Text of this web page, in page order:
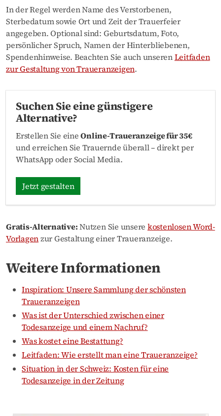
In der Regel werden Name des Verstorbenen,
Sterbedatum sowie Ort und Zeit der Trauerfeier
angegeben. Optional sind: Geburtsdatum, Foto,
persönlicher Spruch, Namen der Hinterbliebenen,
Spendenhinweise. Beachten Sie auch unserenLeitfaden
zur Gestaltung von Traueranzeigen.
Suchen Sie eine günstigere
Alternative?
Erstellen Sie eineOnline-Traueranzeige für 35€
und erreichen Sie Trauernde überall – direkt per
WhatsApp oder Social Media.
Jetzt gestalten
Gratis-Alternative:Nutzen Sie unsere kostenlosen Word-
Vorlagenzur Gestaltung einer Traueranzeige.
Weitere Informationen
Inspiration: Unsere Sammlung der schönsten
Traueranzeigen
Was ist der Unterschied zwischen einer
Todesanzeige und einem Nachruf?
Was kostet eine Bestattung?
Leitfaden: Wie erstellt man eine Traueranzeige?
Situation in der Schweiz: Kosten für eine
Todesanzeige in der Zeitung